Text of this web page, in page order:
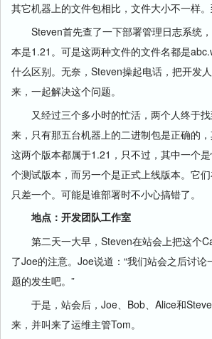
其它机器上的文件包相比，文件大小不一样
Steven首先查了一下部署管理日志系统，
本是1.21。可是这两种文件的文件名都是
什么区别。无奈，Steven操起电话，把开发
来，一起解决这个问题。
又经过三个多小时的忙活，两个人终于找
来，只有那五台机器上的二进制包是正确的，
这两个版本都属于1.21，只不过，其中一个
个测试版本，而另一个是正式上线版本。它
只差一个。可能是谁部署时不小心搞错了。
地点：开发团队工作室
第二天一大早，Steven在站会上把这个
了Joe的注意。Joe说道：“我们站会之后讨论
题的发生吧。”
于是，站会后，Joe、Bob、Alice和
来，并叫来了运维主管Tom。